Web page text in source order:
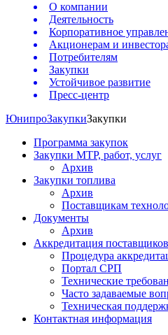
О компании
Деятельность
Корпоративное
Акционерам и
Потребителям
Закупки
Устойчивое развитие
Пресс-центр
ЮнипроЗакупкиЗакупки
Программа закупок
Закупки МТР, работ, услуг
Архив
Закупки топлива
Архив
Поставщикам
Документы
Архив
Аккредитация поставщиков
Процедура
Портал СРП
Технические
Часто задаваемые
Техническая
Контактная информация